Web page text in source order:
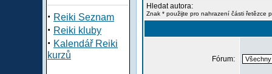
· Reiki Seznam
· Reiki kluby
· Kalendář Reiki
kurzů
Hledat autora:
Znak * použijte pro nahrazení části řetězce
Fórum: